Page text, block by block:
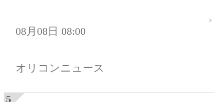
08月08日 08:00
オリコンニュース